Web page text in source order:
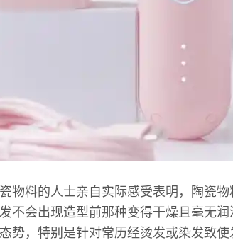
物料的人士亲自实际感受表明，陶瓷物
不会出现造型前那种变得干燥且毫无
势，特别是针对常历经烫发或染发致